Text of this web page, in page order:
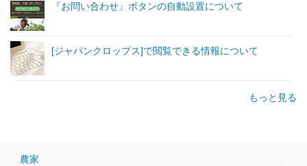
『お問い合わせ』ボタンの自動設置について
[ジャパンクロップス]で閲覧できる情報について
もっと見る
農家